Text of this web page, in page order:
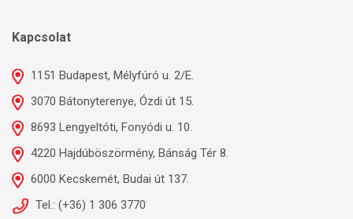
Kapcsolat
1151 Budapest, Mélyfúró u. 2/E.
3070 Bátonyterenye, Ózdi út 15.
8693 Lengyeltóti, Fonyódi u. 10.
4220 Hajdúböszörmény, Bánság Tér 8.
6000 Kecskemét, Budai út 137.
Tel.: (+36) 1 306 3770